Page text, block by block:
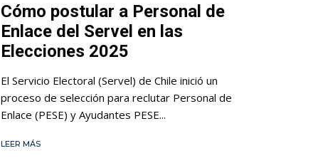
Cómo postular a Personal de
Enlace del Servel en las
Elecciones 2025
El Servicio Electoral (Servel) de Chile inició un
proceso de selección para reclutar Personal de
Enlace (PESE) y Ayudantes PESE...
LEER MÁS